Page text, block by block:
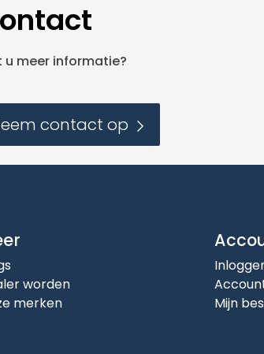
u meer informatie?
contact op
worden
merken
Mijn